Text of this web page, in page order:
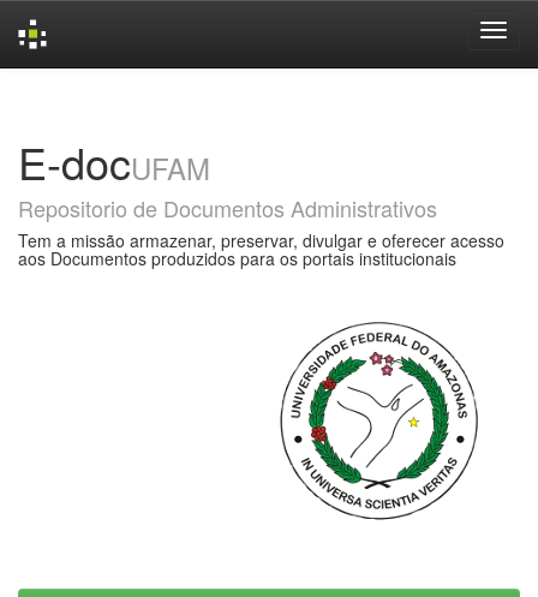
E-docUFAM
Repositorio de Documentos Administrativos
Tem a missão armazenar, preservar, divulgar e oferecer acesso
aos Documentos produzidos para os portais institucionais